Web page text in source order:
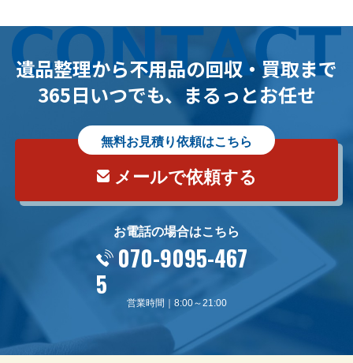
遺品整理から不用品の回収・買取まで
365日いつでも、 まるっとお任せ
無料お見積り依頼はこちら
メールで依頼する
お電話の場合はこちら
070-9095-467
5
営業時間｜8:00～21:00